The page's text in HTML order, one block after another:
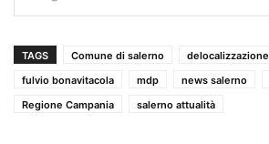
TAGS Comune di salerno delocalizzazione
fulvio bonavitacola
mdp news salerno
Regione Campania
salerno attualità